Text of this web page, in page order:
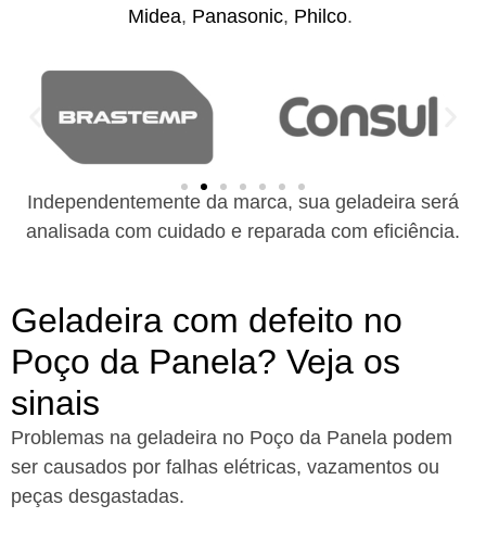
Midea, Panasonic, Philco.
Independentemente da marca, sua geladeira será
analisada com cuidado e reparada com eficiência.
Geladeira com defeito no
Poço da Panela? Veja os
sinais
Problemas na geladeira no Poço da Panela podem
ser causados por falhas elétricas, vazamentos ou
peças desgastadas.